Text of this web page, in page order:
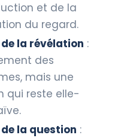
et de la
du regard.
de la révélation :
des
mais une
qui reste elle-
de la question :